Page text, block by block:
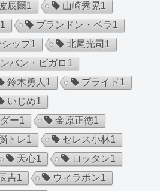
辰爾1 山崎秀晃1
1 ブランドン・ベラ1
ップ1 北尾光司 1
バン・ビガロ 1
鈴木勇人1 プライド1
いじめ1
ー1 金原正徳1
トレ1 セレス小林1
天心1 ロッタン1
吉1 ウィラポン1